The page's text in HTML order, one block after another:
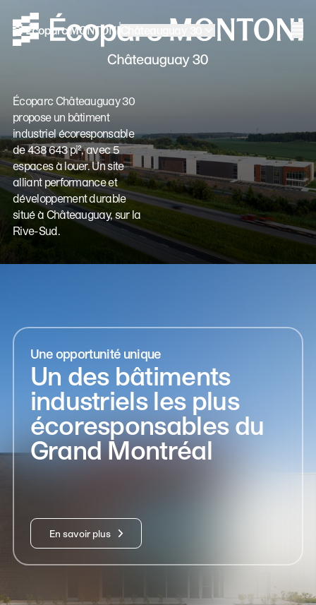
Aller à la navigation
Aller au contenu
Accueil
Châteauguay 30
Écoparc Châteauguay 30
propose un bâtiment
industriel écoresponsable
de 438 643 pi², avec 5
espaces à louer. Un site
alliant performance et
développement durable
situé à Châteauguay, sur la
Rive-Sud.
Une opportunité unique
Un des bâtiments
industriels les plus
écoresponsables du
Grand Montréal
En savoir plus